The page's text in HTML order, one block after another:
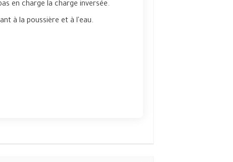
en charge la charge inversée.
à la poussière et à l'eau.